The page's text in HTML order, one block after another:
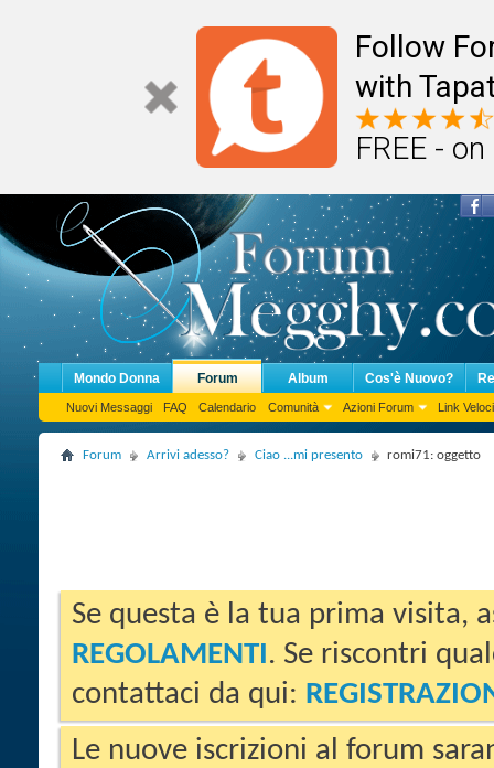
Follow
with
FREE -
Mondo Donna Forum
Nuovi Messaggi FAQ Calendario Comunità Azioni Forum Link Veloci
Album Cos'è Nuovo?
Forum Arrivi adesso? Ciao ...mi presento romi71: oggetto
Se questa è la tua prima visita,
REGOLAMENTI. Se riscontri
contattaci da qui:
Le nuove iscrizioni al forum